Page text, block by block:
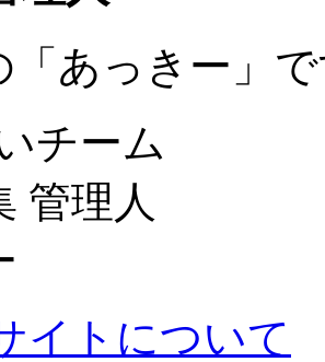
「あっきー」
イトについて